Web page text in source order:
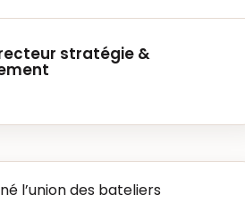
stratégie &
l’union des bateliers